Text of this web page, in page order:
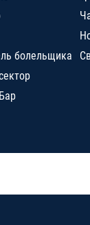
болельщика